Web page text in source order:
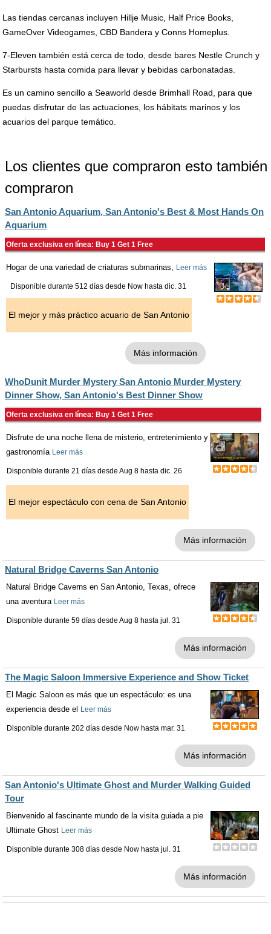
Las tiendas cercanas incluyen Hillje Music, Half Price Books,
GameOver Videogames, CBD Bandera y Conns Homeplus.
7-Eleven también está cerca de todo, desde bares Nestle Crunch y
Starbursts hasta comida para llevar y bebidas carbonatadas.
Es un camino sencillo a Seaworld desde Brimhall Road, para que
puedas disfrutar de las actuaciones, los hábitats marinos y los
acuarios del parque temático.
Los clientes que compraron esto también
compraron
San Antonio Aquarium, San Antonio's Best & Most Hands On
Aquarium
Oferta exclusiva en línea: Buy 1 Get 1 Free
Hogar de una variedad de criaturas submarinas, Leer más
Disponible durante 512 días desde Now hasta dic. 31
El mejor y más práctico acuario de San Antonio
Más información
WhoDunit Murder Mystery San Antonio Murder Mystery
Dinner Show, San Antonio's Best Dinner Show
Oferta exclusiva en línea: Buy 1 Get 1 Free
Disfrute de una noche llena de misterio, entretenimiento y
gastronomía Leer más
Disponible durante 21 días desde Aug 8 hasta dic. 26
El mejor espectáculo con cena de San Antonio
Más información
Natural Bridge Caverns San Antonio
Natural Bridge Caverns en San Antonio, Texas, ofrece
una aventura Leer más
Disponible durante 59 días desde Aug 8 hasta jul. 31
Más información
The Magic Saloon Immersive Experience and Show Ticket
El Magic Saloon es más que un espectáculo: es una
experiencia desde el
Leer más
Disponible durante 202 días desde Now hasta mar. 31
Más información
San Antonio's Ultimate Ghost and Murder Walking Guided
Tour
Bienvenido al fascinante mundo de la visita guiada a pie
Ultimate Ghost Leer más
Disponible durante 308 días desde Now hasta jul. 31
Más información